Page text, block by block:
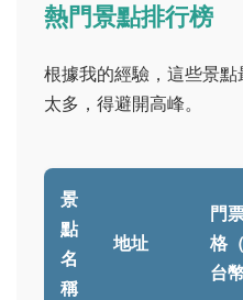
熱門景點排行榜
根據我的經驗，這些景
太多，得避開高峰。
景
點
名
稱
地址
門
格
台幣